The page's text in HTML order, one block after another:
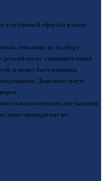
публичной офертой и носят
описании, по подбору
деталей носит ознакомительный
и может быть изменена
Дополнительную
исключительно для указания
знаки принадлежат их